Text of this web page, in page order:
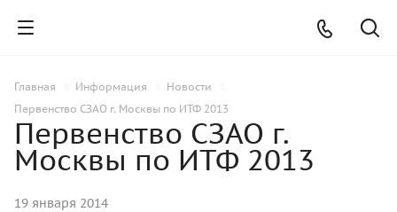
Главная Информация
Новости
Первенство СЗАО г. Москвы по ИТФ 2013
Первенство СЗАО г.
Москвы по ИТФ 2013
19 января 2014